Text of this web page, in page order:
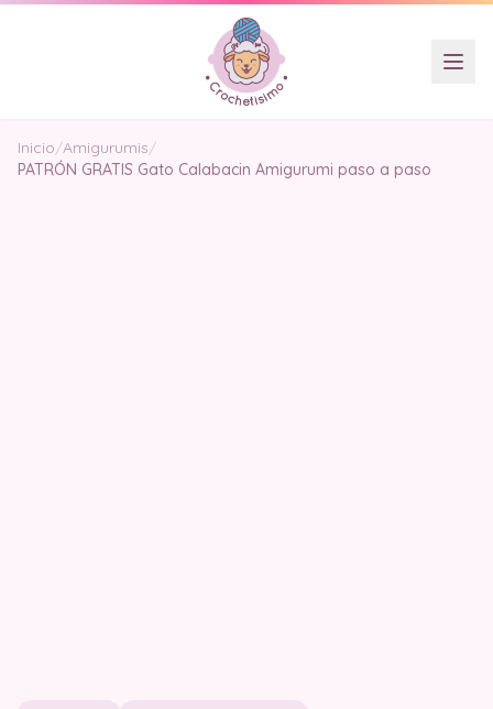
Inicio/Amigurumis/
PATRÓN GRATIS Gato Calabacin Amigurumi paso a paso